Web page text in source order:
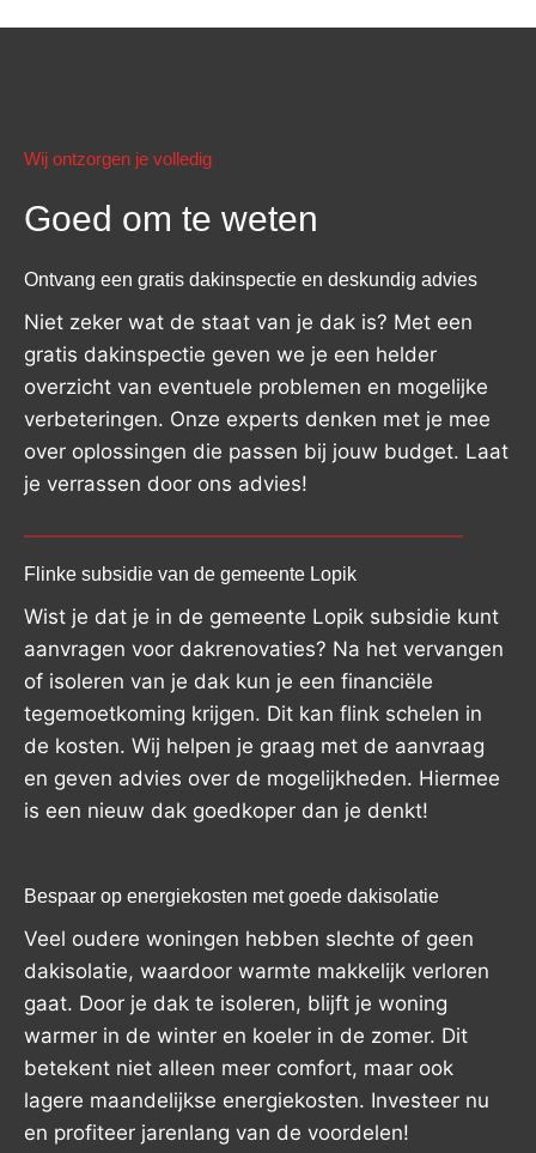
Wij ontzorgen je volledig
Goed om te weten
Ontvang een gratis dakinspectie en deskundig advies
Niet zeker wat de staat van je dak is? Met een
gratis dakinspectie geven we je een helder
overzicht van eventuele problemen en mogelijke
verbeteringen. Onze experts denken met je mee
over oplossingen die passen bij jouw budget. Laat
je verrassen door ons advies!
Flinke subsidie van de gemeente Lopik
Wist je dat je in de gemeente Lopik subsidie kunt
aanvragen voor dakrenovaties? Na het vervangen
of isoleren van je dak kun je een financiële
tegemoetkoming krijgen. Dit kan flink schelen in
de kosten. Wij helpen je graag met de aanvraag
en geven advies over de mogelijkheden. Hiermee
is een nieuw dak goedkoper dan je denkt!
Bespaar op energiekosten met goede dakisolatie
Veel oudere woningen hebben slechte of geen
dakisolatie, waardoor warmte makkelijk verloren
gaat. Door je dak te isoleren, blijft je woning
warmer in de winter en koeler in de zomer. Dit
betekent niet alleen meer comfort, maar ook
lagere maandelijkse energiekosten. Investeer nu
en profiteer jarenlang van de voordelen!